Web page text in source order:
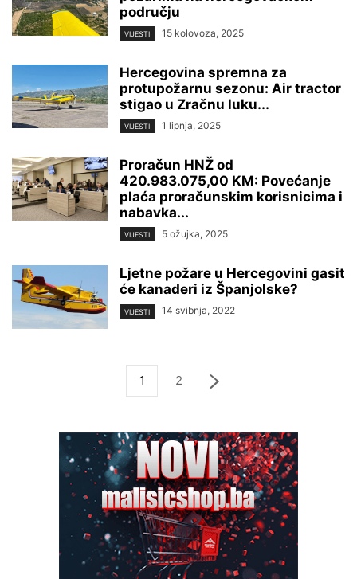
području
VIJESTI 15 kolovoza, 2025
Hercegovina spremna za
protupožarnu sezonu: Air tractor
stigao u Zračnu luku...
VIJESTI 1 lipnja, 2025
Proračun HNŽ od
420.983.075,00 KM: Povećanje
plaća proračunskim korisnicima i
nabavka...
VIJESTI 5 ožujka, 2025
Ljetne požare u Hercegovini gasit
će kanaderi iz Španjolske?
VIJESTI 14 svibnja, 2022
1 2